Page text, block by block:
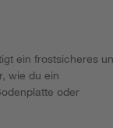
ein frostsicheres
wie du ein
oder